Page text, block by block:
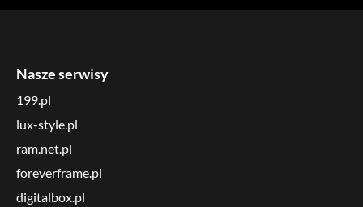
Nasze serwisy
199.pl
lux-style.pl
ram.net.pl
foreverframe.pl
digitalbox.pl